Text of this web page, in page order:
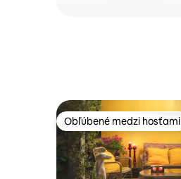
Obľúbené medzi hosťami
Obľúbené medzi hosťami